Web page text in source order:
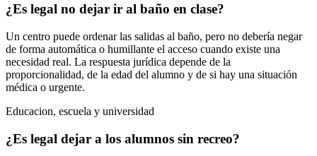
¿Es legal no dejar ir al baño en clase?
Un centro puede ordenar las salidas al baño, pero no debería negar
de forma automática o humillante el acceso cuando existe una
necesidad real. La respuesta jurídica depende de la
proporcionalidad, de la edad del alumno y de si hay una situación
médica o urgente.
Educacion, escuela y universidad
¿Es legal dejar a los alumnos sin recreo?